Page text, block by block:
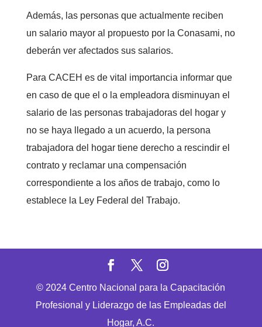
Además, las personas que actualmente reciben
un salario mayor al propuesto por la Conasami, no
deberán ver afectados sus salarios.
Para CACEH es de vital importancia informar que
en caso de que el o la empleadora disminuyan el
salario de las personas trabajadoras del hogar y
no se haya llegado a un acuerdo, la persona
trabajadora del hogar tiene derecho a rescindir el
contrato y reclamar una compensación
correspondiente a los años de trabajo, como lo
establece la Ley Federal del Trabajo.
© 2024 Centro Nacional para la Capacitación
Profesional y Liderazgo de las Empleadas del
Hogar, A.C.